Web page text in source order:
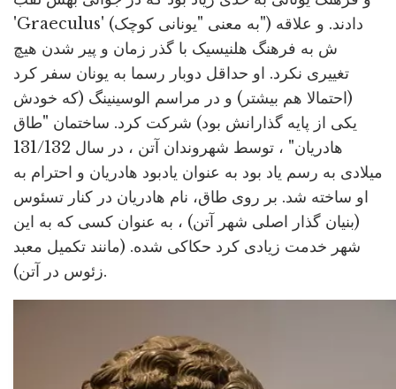
'Graeculus' (به معنی "یونانی کوچک") دادند. و علاقه
ش به فرهنگ هلنیسیک با گذر زمان و پیر شدن هیچ
تغییری نکرد. او حداقل دوبار رسما به یونان سفر کرد
(احتمالا هم بیشتر) و در مراسم الوسینینگ (که خودش
یکی از پایه گذارانش بود) شرکت کرد. ساختمان "طاق
هادریان" ، توسط شهروندان آتن ، در سال 131/132
میلادی به رسم یاد بود به عنوان یادبود هادریان و احترام به
او ساخته شد. بر روی طاق، نام هادریان در کنار تسئوس
(بنیان گذار اصلی شهر آتن) ، به عنوان کسی که به این
شهر خدمت زیادی کرد حکاکی شده. (مانند تکمیل معبد
زئوس در آتن).